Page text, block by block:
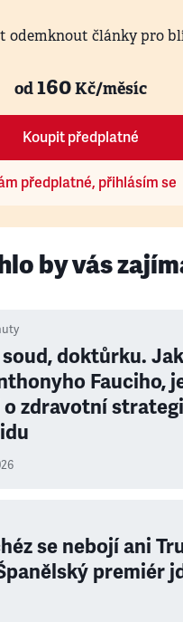
odemknout články pro
od160Kč/měsíc
Koupit předplatné
předplatné, přihlásím se
by vás
doktůrku.
Fauciho,
zdravotní
se nebojí ani
premiér